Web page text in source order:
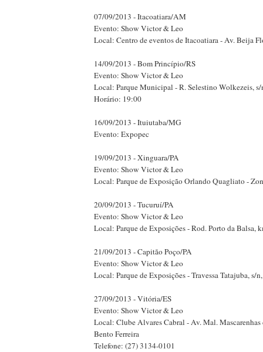
07/09/2013 - Itacoatiara/AM
Evento: Show Victor & Leo
Local: Centro de eventos de Itacoatiara - Av. Beija
14/09/2013 - Bom Princípio/RS
Evento: Show Victor & Leo
Local: Parque Municipal - R. Selestino Wolkezeis,
Horário: 19:00
16/09/2013 - Ituiutaba/MG
Evento: Expopec
19/09/2013 - Xinguara/PA
Evento: Show Victor & Leo
Local: Parque de Exposição Orlando Quagliato -
20/09/2013 - Tucuruí/PA
Evento: Show Victor & Leo
Local: Parque de Exposições - Rod. Porto da Balsa,
21/09/2013 - Capitão Poço/PA
Evento: Show Victor & Leo
Local: Parque de Exposições - Travessa Tatajuba, s/
27/09/2013 - Vitória/ES
Evento: Show Victor & Leo
Local: Clube Alvares Cabral - Av. Mal. Mascarenhas
Bento Ferreira
Telefone: (27) 3134-0101